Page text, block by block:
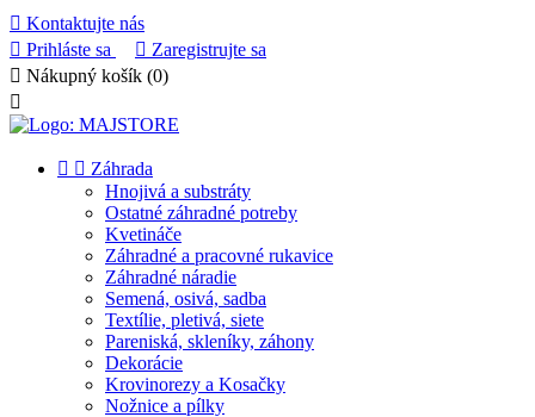
 Kontaktujte nás
 Prihláste sa  Zaregistrujte sa
 Nákupný košík (0)

  Záhrada
Hnojivá a substráty
Ostatné záhradné potreby
Kvetináče
Záhradné a pracovné rukavice
Záhradné náradie
Semená, osivá, sadba
Textílie, pletivá, siete
Pareniská, skleníky, záhony
Dekorácie
Krovinorezy a Kosačky
Nožnice a pílky